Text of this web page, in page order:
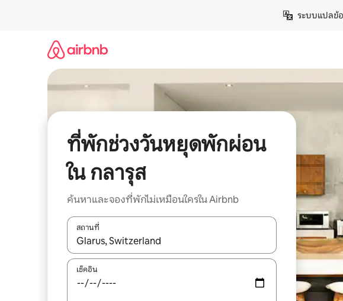
ระบบแปลข้
ที่พักช่วงวันหยุดพักผ่อน
ใน กลารุส
ค้นหาและจองที่พักไม่เหมือนใครใน Airbnb
สถานที่
ใช้ลูกศรขึ้นลง หรือใช้การสัมผัสหรือปัด เพื่อสำรวจผลการค้นหา
เช็คอิน